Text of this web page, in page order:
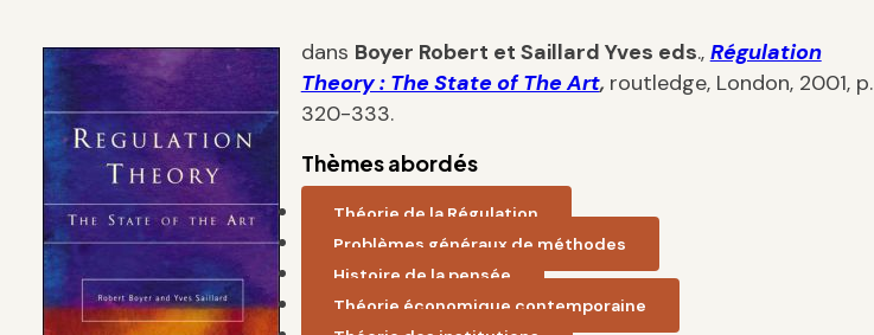
dans Boyer Robert et Saillard Yves eds., Régulation
Theory : The State of The Art, routledge, London, 2001, p.
320-333.
Thèmes abordés
Théorie de la Régulation
Problèmes généraux de méthodes
Histoire de la pensée
Théorie économique contemporaine